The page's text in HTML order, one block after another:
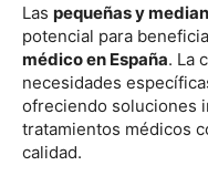
Las pequeñas y
potencial para
médico en España. La
necesidades
ofreciendo soluciones
tratamientos médicos
calidad.